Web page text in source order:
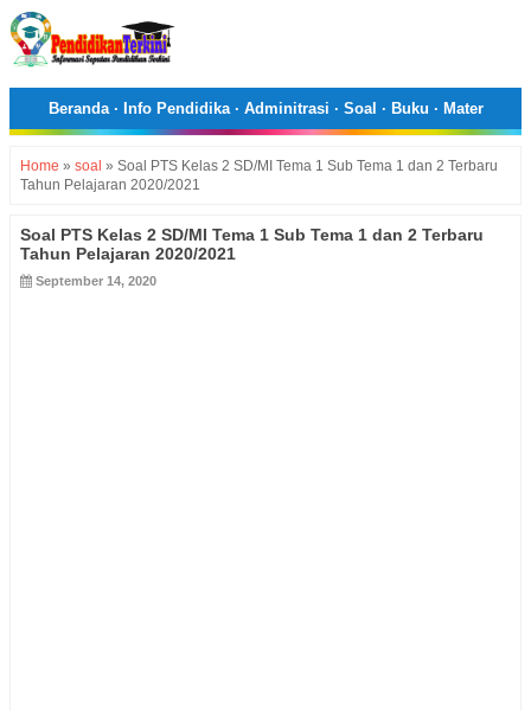
Beranda· Info Pendidika· Adminitrasi · Soal · Buku · Mater
Home » soal » Soal PTS Kelas 2 SD/MI Tema 1 Sub Tema 1 dan 2 Terbaru
Tahun Pelajaran 2020/2021
Soal PTS Kelas 2 SD/MI Tema 1 Sub Tema 1 dan 2 Terbaru
Tahun Pelajaran 2020/2021
September 14, 2020